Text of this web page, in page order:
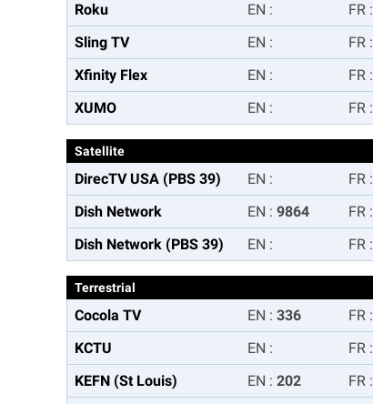
Roku
EN : FR :
Sling TV
EN : FR :
Xfinity Flex
EN : FR :
XUMO
EN : FR :
Satellite
DirecTV USA (PBS 39) EN : FR :
Dish Network
EN : 9864 FR :
Dish Network (PBS 39)
EN : FR :
Terrestrial
Cocola TV EN : 336 FR :
KCTU
EN : FR :
KEFN (St Louis)
EN : 202 FR :